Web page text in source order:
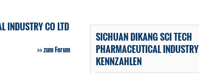
INDUSTRY CO LTD
zum Forum
SICHUAN DIKANG SCI TECH
PHARMACEUTICAL INDUSTRY
KENNZAHLEN